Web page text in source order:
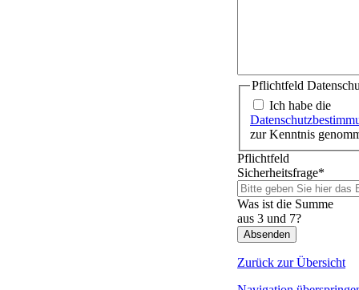
Pflichtfeld
Ich habe die
zur Kenntnis
Pflichtfeld
Sicherheitsfrage*
Was ist die Summe
aus 3 und 7?
Absenden
Zurück zur Übersicht